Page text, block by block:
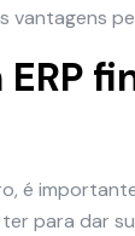
vantagens
é
para dar